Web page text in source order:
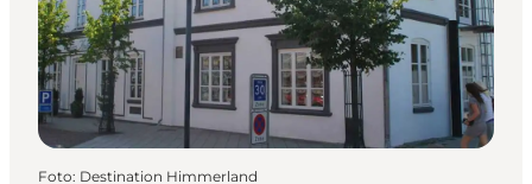
Plan je reis
Foto: Destination Himmerland